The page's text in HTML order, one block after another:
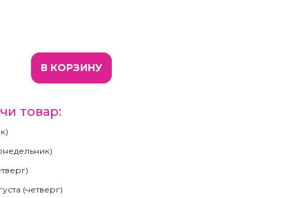
В КОРЗИНУ
товар:
(четверг)